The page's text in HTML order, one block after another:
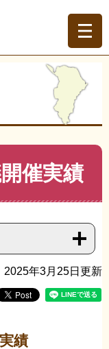
地域づく
6年度地域会議開催
催実績
2025年3月25日更新
績